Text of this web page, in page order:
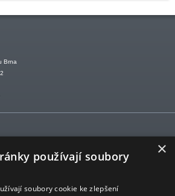
Brna
921-2
×
používají soubory
soubory cookie ke zlepšení